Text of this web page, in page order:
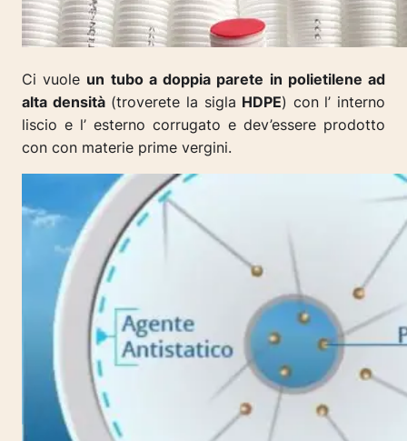
Ci vuole un tubo a doppia parete in polietilene ad
alta densità(troverete la sigla HDPE) con l’ interno
liscio e l’ esterno corrugato e dev’essere prodotto
con con materie prime vergini.